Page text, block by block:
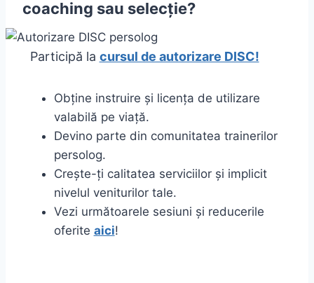
coaching sau selecție?
Participă la cursul de autorizare DISC!
Obține instruire și licența de utilizare
valabilă pe viață.
Devino parte din comunitatea trainerilor
persolog.
Crește-ți calitatea serviciilor și implicit
nivelul veniturilor tale.
Vezi următoarele sesiuni și reducerile
oferite aici!